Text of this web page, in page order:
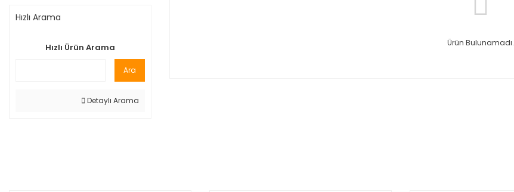
Hızlı Arama
Hızlı Ürün Arama
Ara
Detaylı Arama
Ürün Bulunamadı.